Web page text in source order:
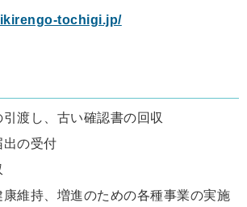
tochigi.jp/
渡し、古い確認書の回収
出の受付
維持、増進のための各種事業の実施